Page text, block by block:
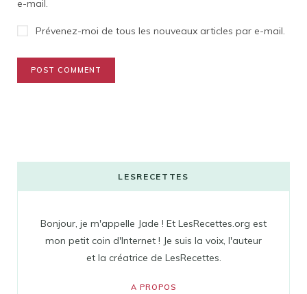
e-mail.
Prévenez-moi de tous les nouveaux articles par e-mail.
LESRECETTES
Bonjour, je m'appelle Jade ! Et LesRecettes.org est
mon petit coin d'Internet ! Je suis la voix, l'auteur
et la créatrice de LesRecettes.
A PROPOS